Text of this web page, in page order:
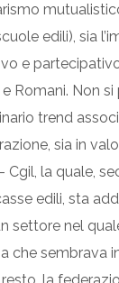
edili), sia
e
Romani. Non
trend
sia in
Cgil, la quale,
edili, sta
settore nel
che sembrava